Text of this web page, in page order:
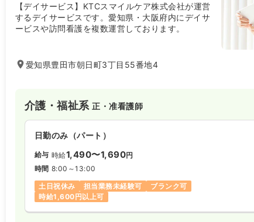
【デイサービス】KTCスマイルケア株式会社が運営
するデイサービスです。愛知県・大阪府内にデイサ
ービスや訪問看護を複数運営しております。
愛知県豊田市朝日町3丁目55番地4
介護・福祉系正・准看護師
日勤のみ（パート）
給与 時給1,490〜1,690円
時間 8:00～13:00
土日祝休み
担当業務未経験可
ブランク可
時給1,600円以上可